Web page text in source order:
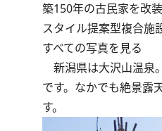
築150年の古民家を改
スタイル提案型複合施
すべての写真を見る
新潟県は大沢山温泉
です。なかでも絶景露
す。